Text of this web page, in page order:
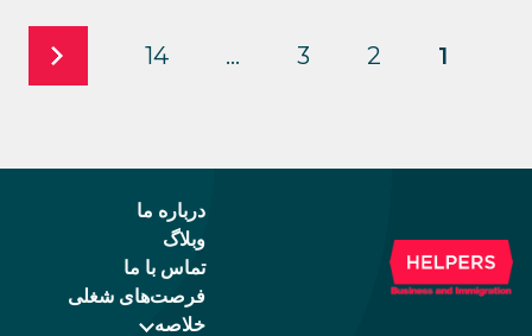
1
2
3
…
14
درباره ما
وبلاگ
تماس با ما
فرصت‌های شغلی
خلاصه